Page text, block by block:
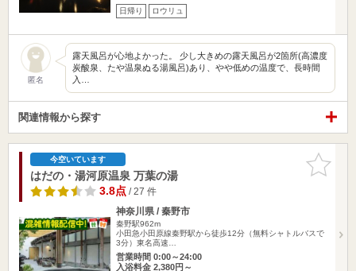
日帰り ロウリュ
匿名
露天風呂が心地よかった。 少し大きめの露天風呂が2箇所(高濃度
炭酸泉、たや温泉ぬる湯風呂)あり、やや低めの温度で、長時間
入…
関連情報から探す
お気に入
りに追加
今空いています
はだの・湯河原温泉 万葉の湯
3.8点/ 27 件
神奈川県 / 秦野市
秦野駅962m
小田急小田原線秦野駅から徒歩12分（無料シャトルバスで
3分）東名高速…
営業時間 0:00～24:00
入浴料金 2,380円～